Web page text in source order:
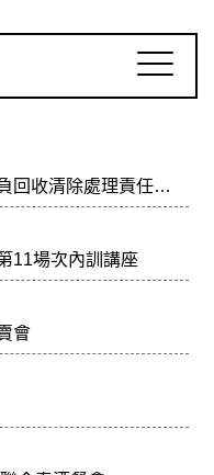
回收清除處理責任之
11場次內訓講座
會